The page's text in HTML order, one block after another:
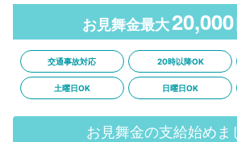
お見舞金最大20,000
交通事故対応 20時以降OK
土曜日OK 日曜日OK
お見舞金の支給始めま